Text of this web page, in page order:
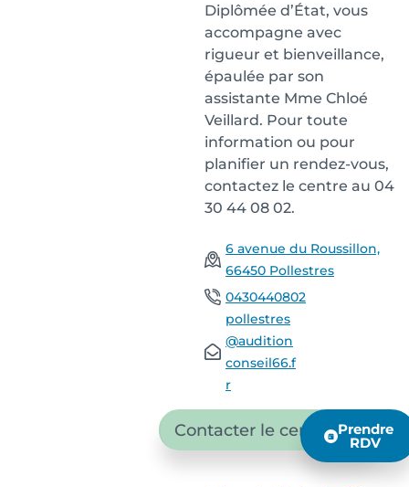
Diplômée d’État, vous
accompagne avec
rigueur et bienveillance,
épaulée par son
assistante Mme Chloé
Veillard. Pour toute
information ou pour
planifier un rendez-vous,
contactez le centre au 04
30 44 08 02.
6 avenue du Roussillon,
66450 Pollestres
0430440802
pollestres
@audition
conseil66.f
r
Contacter le centre Prendre
RDV